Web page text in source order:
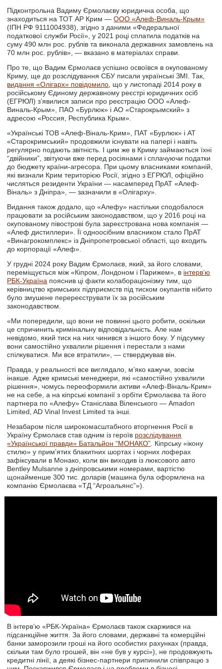
Підконтрольна Вадиму Єрмолаєву юридична особа, що
знаходиться на ТОТ АР Крим —ООО «Алеф-Виналь-Крым»
(ІПН РФ 9111004938), згідно з даними «Федеральної
податкової служби Росії», у 2021 році сплатила податків на
суму 490 млн рос. рублів та виконала державних замовлень на
70 млн рос. рублів», — вказано в матеріалах справи.
Про те, що Вадим Єрмолаєв успішно освоївся в окупованому
Криму, ще до розслідування СБУ писали українські ЗМІ. Так,
видання «Олігарх» повідомило , що у листопаді 2014 року в
російському Єдиному державному реєстрі юридичних осіб
(ЕГРЮЛ) з’явилися записи про реєстрацію ООО «Алеф-
Виналь-Крым», ПАО «Бурлюк» і АО «Старокрымский» з
адресою «Россия, Республика Крым».
«Українські ТОВ «Алеф-Віналь-Крим», ПАТ «Бурлюк» і АТ
«Старокримський» продовжили існувати на папері і навіть
регулярно подають звітність. І цим же в Криму займаються їхні
“двійники”, звітуючи вже перед росіянами і сплачуючи податки
до бюджету країни-агресора. При цьому власниками компаній,
які визнали Крим територією Росії, згідно з ЕГРЮЛ, офіційно
числяться резиденти України — насамперед ПрАТ «Алеф-
Віналь» з Дніпра», — зазначили в «Олігарху».
Видання також додало, що «Алефу» настільки сподобалося
працювати за російським законодавством, що у 2016 році на
окупованому півострові була зареєстрована нова компанія —
«Алеф дистиллери». Її одноосібним власником стало ПрАТ
«Винагрокомплекс» із Дніпропетровської області, що входить
до корпорації «Алеф».
У грудні 2024 року Вадим Єрмолаєв, який, за його словами,
переміщується між «Кіпром, Лондоном і Парижем», в інтерв’ю
РБК-Україна пояснив ці факти колабораціонізму тим, що
керівництво кримських підприємств під тиском окупантів нібито
було змушене перереєструвати їх за російським
законодавством.
«Ми попередили, що вони не повинні цього робити, оскільки
це спричинить кримінальну відповідальність. Але нам
невідомо, який тиск на них чинився з іншого боку. У підсумку
вони самостійно ухвалили рішення і перестали з нами
спілкуватися. Ми все втратили», — стверджував він.
Правда, у реальності все виглядало, м’яко кажучи, зовсім
інакше. Адже кримські менеджери, які «самостійно ухвалили
рішення», чомусь переоформили активи «Алеф-Віналь-Крим»
не на себе, а на кіпрські компанії з орбіти Єрмолаєва та його
партнера по «Алефу» Станіслава Віленського — Amadon
Limited, AD Vinal Invest Limited та інші.
Незабаром після широкомасштабного вторгнення Росії в
Україну Єрмолаєв став одним із героїв розслідування
«Української правди» Батальйон “МОНАКО” . Кіпрську «ікону
стилю» у прим’ятих блакитних шортах і чорних лоферах
зафіксували в Монако, коли він виходив із люксового авто
Bentley Mulsanne з дніпровськими номерами, вартістю
щонайменше 300 тис. доларів (машина була оформлена на
компанію Єрмолаєва «ТД “Агроальянс”»).
В інтерв’ю «РБК-Україна» Єрмолаєв також скаржився на
підсанкційне життя. За його словами, державні та комерційні
банки заморозили гроші на його особистих рахунках (правда,
скільки там було грошей, він «не був у курсі»), не продовжують
кредитні лінії, а деякі бізнес-партнери припинили співпрацю з